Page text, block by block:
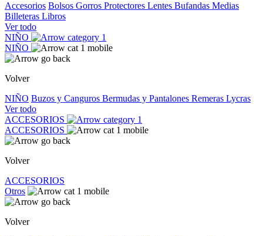
Accesorios Bolsos Gorros Protectores Lentes Bufandas Medias
Billeteras Libros
Ver todo
NIÑO
NIÑO
Volver
NIÑO Buzos y Canguros Bermudas y Pantalones Remeras Lycras
Ver todo
ACCESORIOS
ACCESORIOS
Volver
ACCESORIOS
Otros
Volver